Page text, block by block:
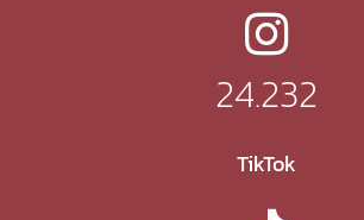
24.232
TikTok